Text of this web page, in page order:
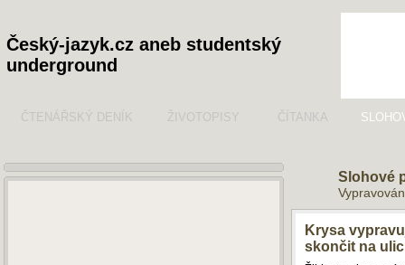
Český-jazyk.cz aneb studentský
underground
ČTENÁŘSKÝ DENÍK ŽIVOTOPISY ČÍTANKA
Slohové
Krysa
skončit na